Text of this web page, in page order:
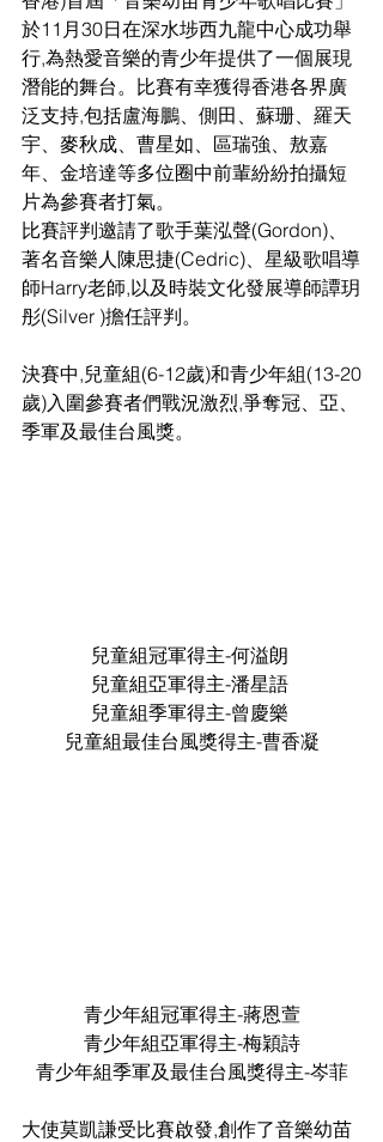
於11月30日在深水埗西九龍中心成功舉
行,為熱愛音樂的青少年提供了一個展現
潛能的舞台。比賽有幸獲得香港各界廣
泛支持,包括盧海鵬、側田、蘇珊、羅天
宇、麥秋成、曹星如、區瑞強、敖嘉
年、金培達等多位圈中前輩紛紛拍攝短
片為參賽者打氣。
比賽評判邀請了歌手葉泓聲(Gordon)、
著名音樂人陳思捷(Cedric)、星級歌唱導
師Harry老師,以及時裝文化發展導師譚玥
彤(Silver )擔任評判。
決賽中,兒童組(6-12歲)和青少年組(13-20
歲)入圍參賽者們戰況激烈,爭奪冠、亞、
季軍及最佳台風獎。
兒童組冠軍得主-何溢朗
兒童組亞軍得主-潘星語
兒童組季軍得主-曾慶樂
兒童組最佳台風獎得主-曹香凝
青少年組冠軍得主-蔣恩萱
青少年組亞軍得主-梅穎詩
青少年組季軍及最佳台風獎得主-岑菲
大使莫凱謙受比賽啟發,創作了音樂幼苗